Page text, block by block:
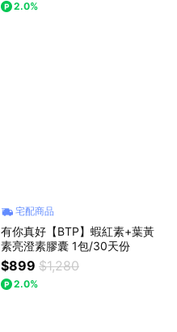
2.0%
宅配商品
有你真好【BTP】蝦紅素+葉黃
素亮澄素膠囊 1包/30天份
$899 $1,280
2.0%